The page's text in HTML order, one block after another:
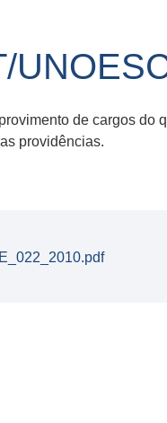
de cargos
providências.